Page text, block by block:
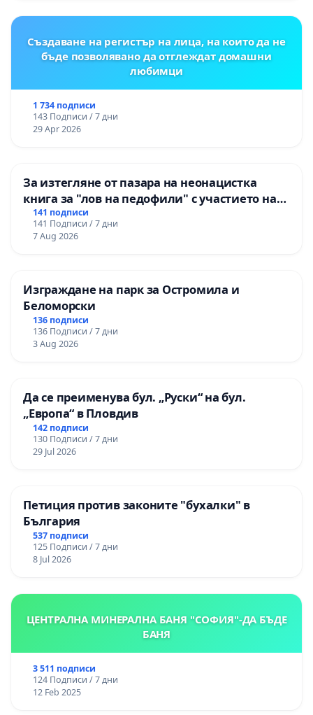
Създаване на регистър на лица, на които да не
бъде позволявано да отглеждат домашни
любимци
1 734 подписи
143 Подписи / 7 дни
29 Apr 2026
За изтегляне от пазара на неонацистка
книга за "лов на педофили" с участието на
деца
141 подписи
141 Подписи / 7 дни
7 Aug 2026
Изграждане на парк за Остромила и
Беломорски
136 подписи
136 Подписи / 7 дни
3 Aug 2026
Да се преименува бул. „Руски“ на бул.
„Европа“ в Пловдив
142 подписи
130 Подписи / 7 дни
29 Jul 2026
Петиция против законите "бухалки" в
България
537 подписи
125 Подписи / 7 дни
8 Jul 2026
ЦЕНТРАЛНА МИНЕРАЛНА БАНЯ "СОФИЯ"-ДА БЪДЕ
БАНЯ
3 511 подписи
124 Подписи / 7 дни
12 Feb 2025